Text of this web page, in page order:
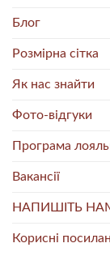
Блог
Розмірна сітка
Як нас знайти
Фото-відгуки
Програма
Вакансії
НАПИШІТЬ
Корисні